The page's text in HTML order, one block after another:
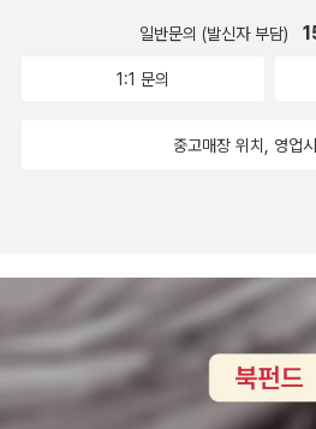
(whiteboard pattern)과 익스텐더
같은 모듈형 설계 패턴을 설명하고,
Admin을 이용한 이벤트 기반 애플리
업데이트'는 사용자 정의 접점
하고, P2 저장소(업데이트 사이트)를
설명한다. 10장, '이클립스의 사용자 지원 기능'에서는 참조 문서
와 함께 이클립스 또는 RCP 기반 제
일반문의 (발신자 부담)
1:1 문의
중고매장 위치, 영업